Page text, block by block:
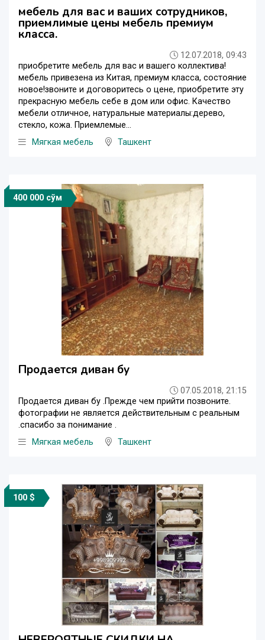
мебель для вас и ваших сотрудников,
приемлимые цены мебель премиум
класса.
12.07.2018, 09:43
приобретите мебель для вас и вашего коллектива!
мебель привезена из Китая, премиум класса, состояние
новое!звоните и договоритесь о цене, приобретите эту
прекрасную мебель себе в дом или офис. Качество
мебели отличное, натуральные материалы:дерево,
стекло, кожа. Приемлемые...
Мягкая мебель
Ташкент
400 000 сўм
Продается диван бу
07.05.2018, 21:15
Продается диван бу .Прежде чем прийти позвоните.
фотографии не является действительным с реальным
.спасибо за понимание .
Мягкая мебель
Ташкент
100 $